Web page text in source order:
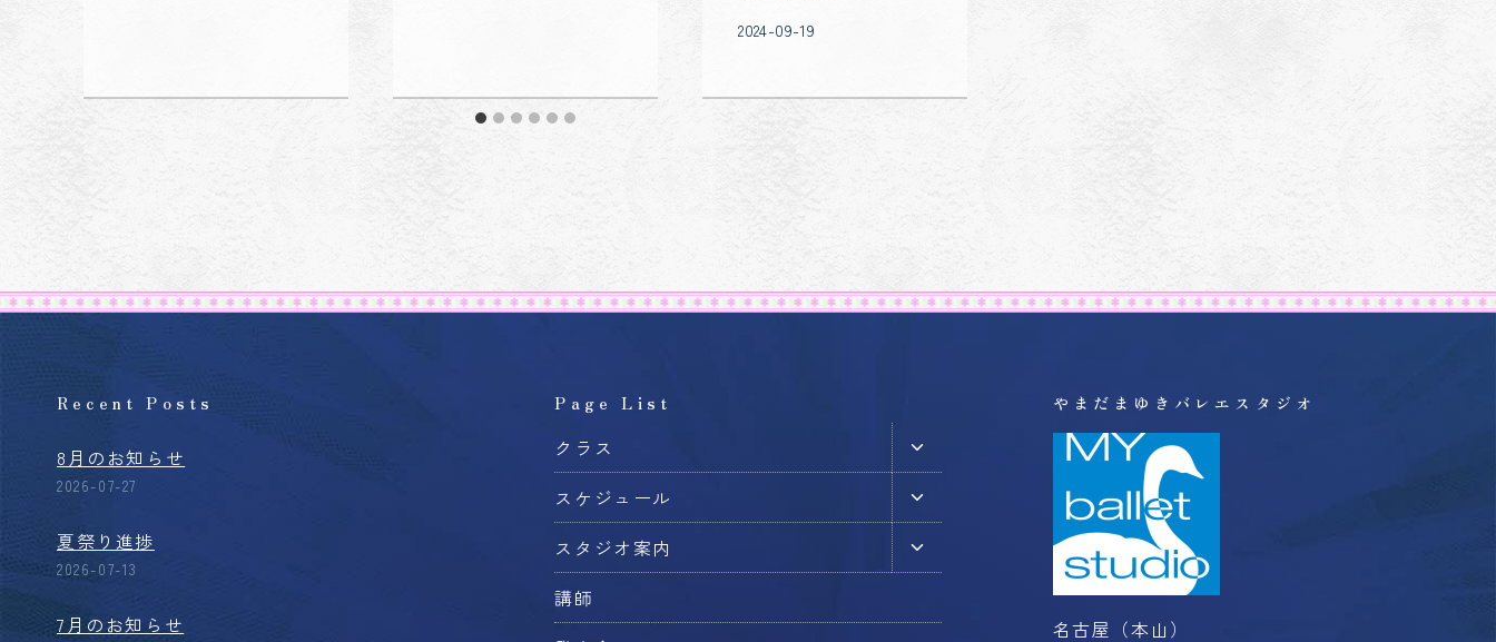
2024-09-19
Recent Posts
8月のお知らせ
2026-07-27
夏祭り進捗
2026-07-13
7月のお知らせ
Page List
クラス
子
メ
ニ
ュ
切
スケジュール
子
メ
ニ
ュ
スタジオ案内
子
メ
ュ
講師
やまだまゆきバレエスタジオ
名古屋（本山）